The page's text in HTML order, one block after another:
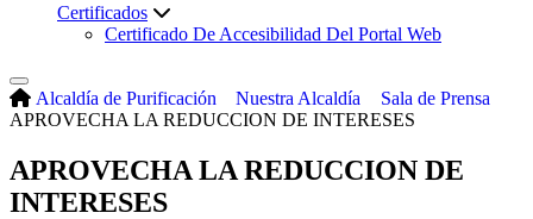
Certificados
Certificado De Accesibilidad Del Portal Web
Alcaldía de Purificación Nuestra Alcaldía
Sala de Prensa
APROVECHA LA REDUCCION DE INTERESES
APROVECHA LA REDUCCION DE
INTERESES